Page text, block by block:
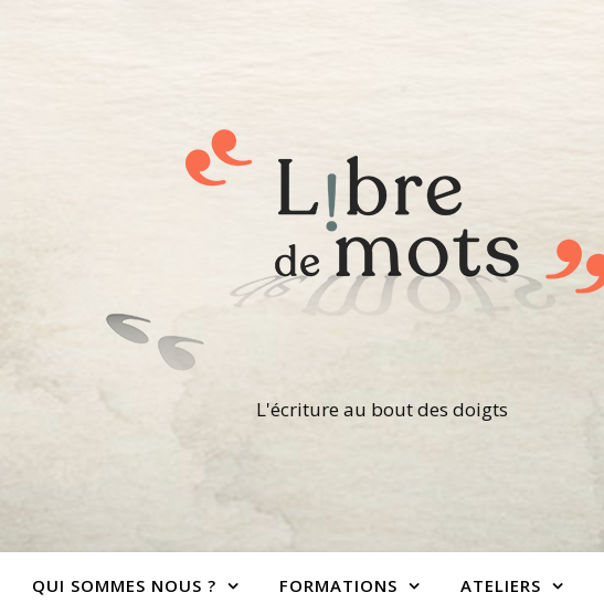
L'écriture au bout des doigts
QUI SOMMES NOUS ? FORMATIONS ATELIERS